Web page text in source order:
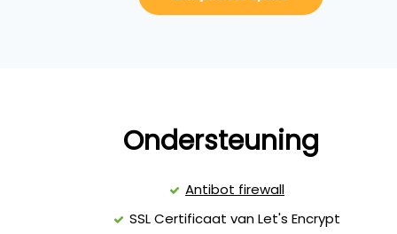
Ondersteuning
Antibot firewall
SSL Certificaat van Let's Encrypt